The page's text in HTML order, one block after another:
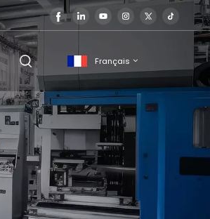
Français
English
français